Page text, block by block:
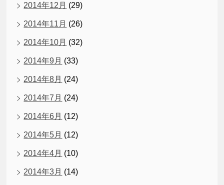
2014年12月 (29)
2014年11月 (26)
2014年10月 (32)
2014年9月 (33)
2014年8月 (24)
2014年7月 (24)
2014年6月 (12)
2014年5月 (12)
2014年4月 (10)
2014年3月 (14)